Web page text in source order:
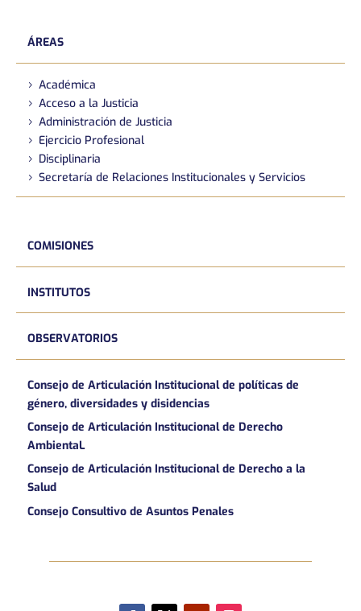
ÁREAS
Académica
Acceso a la Justicia
Administración de Justicia
Ejercicio Profesional
Disciplinaria
Secretaría de Relaciones Institucionales y Servicios
COMISIONES
INSTITUTOS
OBSERVATORIOS
Consejo de Articulación Institucional de políticas de
género, diversidades y disidencias
Consejo de Articulación Institucional de Derecho
AmbientaL
Consejo de Articulación Institucional de Derecho a la
Salud
Consejo Consultivo de Asuntos Penales